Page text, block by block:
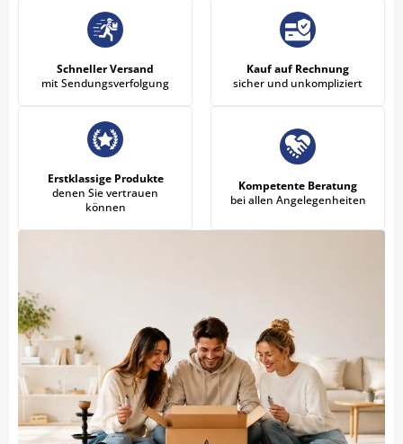
Schneller Versand
mit Sendungsverfolgung
Kauf auf Rechnung
sicher und unkompliziert
Erstklassige Produkte
denen Sie vertrauen
können
Kompetente Beratung
bei allen Angelegenheiten